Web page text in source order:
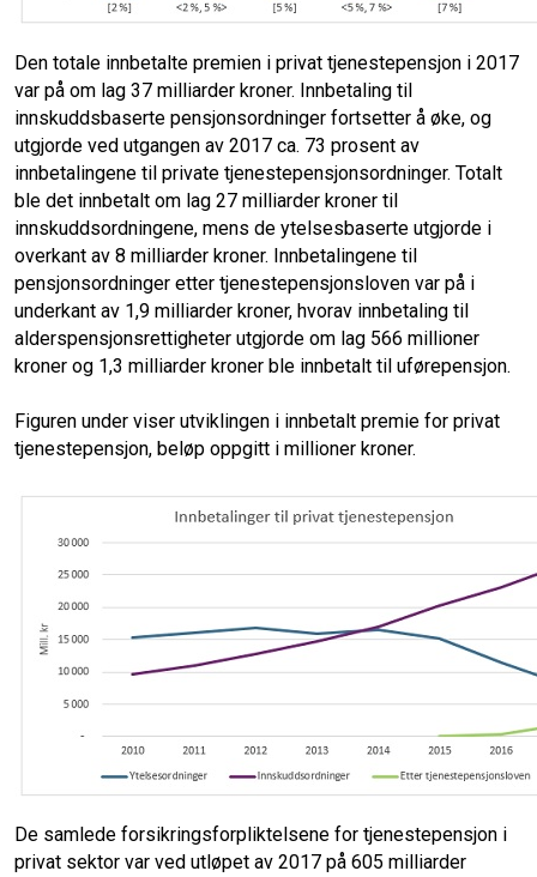
Den totale innbetalte premien i privat tjenestepensjon i 2017
var på om lag 37 milliarder kroner. Innbetaling til
innskuddsbaserte pensjonsordninger fortsetter å øke, og
utgjorde ved utgangen av 2017 ca. 73 prosent av
innbetalingene til private tjenestepensjonsordninger. Totalt
ble det innbetalt om lag 27 milliarder kroner til
innskuddsordningene, mens de ytelsesbaserte utgjorde i
overkant av 8 milliarder kroner. Innbetalingene til
pensjonsordninger etter tjenestepensjonsloven var på i
underkant av 1,9 milliarder kroner, hvorav innbetaling til
alderspensjonsrettigheter utgjorde om lag 566 millioner
kroner og 1,3 milliarder kroner ble innbetalt til uførepensjon.
Figuren under viser utviklingen i innbetalt premie for privat
tjenestepensjon, beløp oppgitt i millioner kroner.
De samlede forsikringsforpliktelsene for tjenestepensjon i
privat sektor var ved utløpet av 2017 på 605 milliarder